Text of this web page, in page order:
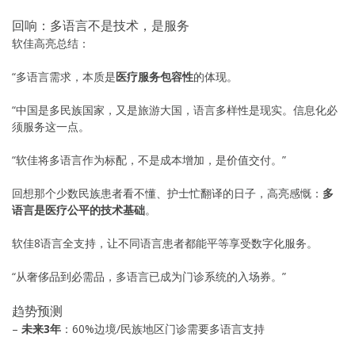
回响：多语言不是技术，是服务
软佳高亮总结：
“多语言需求，本质是医疗服务包容性的体现。
“中国是多民族国家，又是旅游大国，语言多样性是现实。信息化必
须服务这一点。
“软佳将多语言作为标配，不是成本增加，是价值交付。”
回想那个少数民族患者看不懂、护士忙翻译的日子，高亮感慨： 多
语言是医疗公平的技术基础。
软佳8语言全支持，让不同语言患者都能平等享受数字化服务。
“从奢侈品到必需品，多语言已成为门诊系统的入场券。”
趋势预测
– 未来3年 ：60%边境/民族地区门诊需要多语言支持